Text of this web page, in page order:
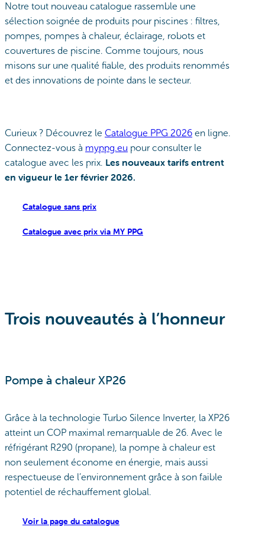
Notre tout nouveau catalogue rassemble une
sélection soignée de produits pour piscines : filtres,
pompes, pompes à chaleur, éclairage, robots et
couvertures de piscine. Comme toujours, nous
misons sur une qualité fiable, des produits renommés
et des innovations de pointe dans le secteur.
Curieux ? Découvrez le Catalogue PPG 2026 en ligne.
Connectez-vous à myppg.eu pour consulter le
catalogue avec les prix. Les nouveaux tarifs entrent
en vigueur le 1er février 2026.
Catalogue sans prix
Catalogue avec prix via MY PPG
Trois nouveautés à l’honneur
Pompe à chaleur XP26
Grâce à la technologie Turbo Silence Inverter, la XP26
atteint un COP maximal remarquable de 26. Avec le
réfrigérant R290 (propane), la pompe à chaleur est
non seulement économe en énergie, mais aussi
respectueuse de l’environnement grâce à son faible
potentiel de réchauffement global.
Voir la page du catalogue